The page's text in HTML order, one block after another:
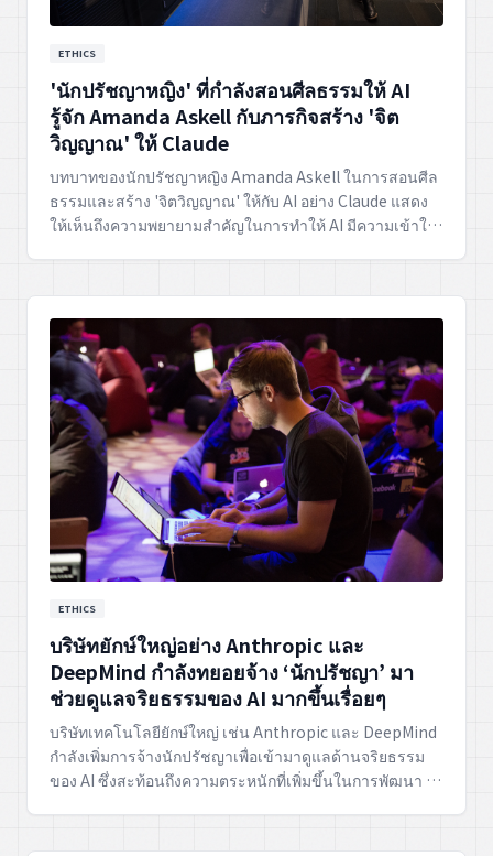
ETHICS
'นักปรัชญาหญิง' ที่กำลังสอนศีลธรรมให้ AI
รู้จัก Amanda Askell กับภารกิจสร้าง 'จิต
วิญญาณ' ให้ Claude
บทบาทของนักปรัชญาหญิง Amanda Askell ในการสอนศีล
ธรรมและสร้าง 'จิตวิญญาณ' ให้กับ AI อย่าง Claude แสดง
ให้เห็นถึงความพยายามสำคัญในการทำให้ AI มีความเข้าใจ
ETHICS
บริษัทยักษ์ใหญ่อย่าง Anthropic และ
DeepMind กำลังทยอยจ้าง ‘นักปรัชญา’ มา
ช่วยดูแลจริยธรรมของ AI มากขึ้นเรื่อยๆ
บริษัทเทคโนโลยียักษ์ใหญ่ เช่น Anthropic และ DeepMind
กำลังเพิ่มการจ้างนักปรัชญาเพื่อเข้ามาดูแลด้านจริยธรรม
ของ AI ซึ่งสะท้อนถึงความตระหนักที่เพิ่มขึ้นในการพัฒนา AI